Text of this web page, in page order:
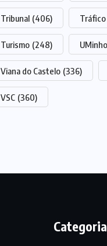
Tribunal (406) Tráfico
Turismo (248) UMinho
Viana do Castelo (336)
VSC (360)